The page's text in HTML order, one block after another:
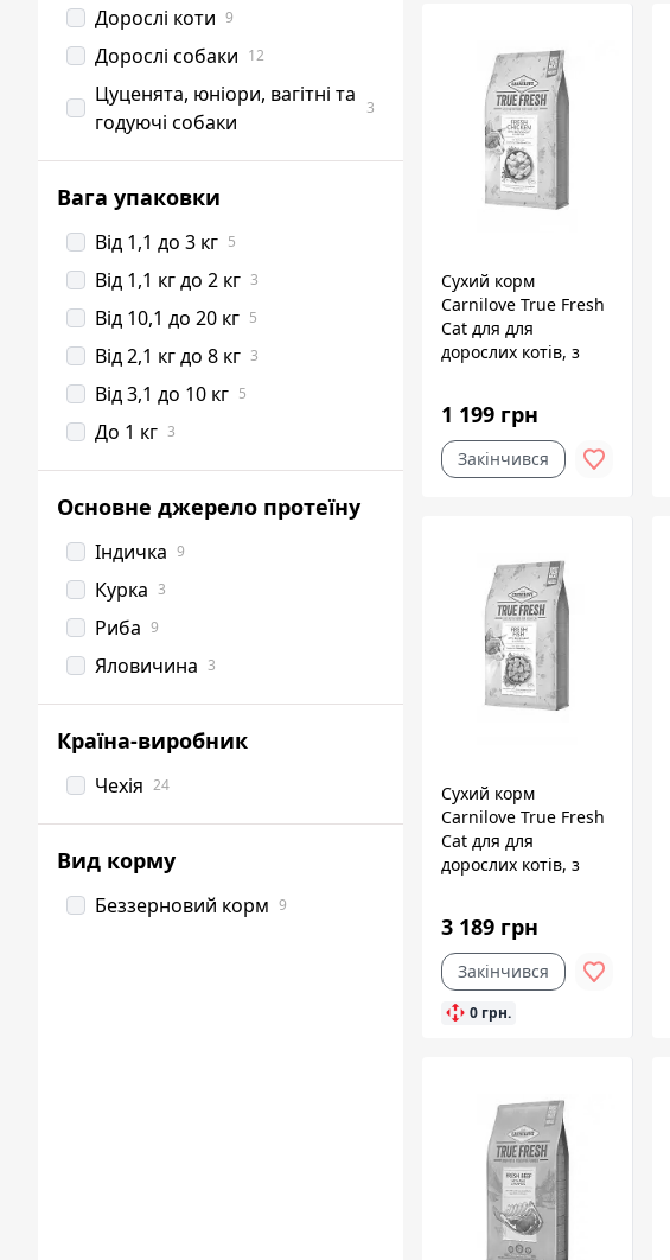
Сухий корм
Carnilove True Fresh
Cat для для
дорослих котів, з
1 199 грн
Закінчився
Сухий корм
Carnilove True Fresh
Cat для для
дорослих котів, з
3 189 грн
Закінчився
0 грн.
Дорослі коти 9
Дорослі собаки 12
Цуценята, юніори, вагітні та
годуючі собаки
3
Вага упаковки
Від 1,1 до 3 кг 5
Від 1,1 кг до 2 кг 3
Від 10,1 до 20 кг 5
Від 2,1 кг до 8 кг 3
Від 3,1 до 10 кг 5
До 1 кг 3
Основне джерело протеїну
Індичка 9
Курка 3
Риба 9
Яловичина 3
Країна-виробник
Чехія 24
Вид корму
Беззерновий корм 9